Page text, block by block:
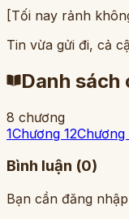
[Tối nay rảnh
Tin vừa gửi đi, cả
Danh sách
8 chương
1Chương 12Chương
Bình luận (0)
Bạn cần đăng